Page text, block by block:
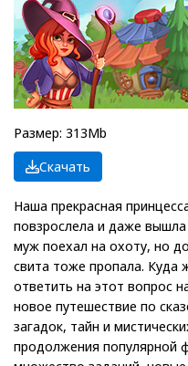
Размер: 313Mb
Скачать
Наша прекрасная
повзрослела и даже
муж поехал на охоту, но
свита тоже пропала. Куда
ответить на этот вопрос
новое путешествие по
загадок, тайн и
продолжения популярной